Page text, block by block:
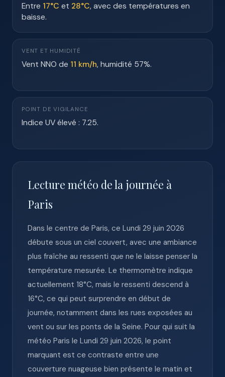
Entre 17°C et 28°C, avec des températures en
baisse.
VENT ET HUMIDITÉ
Vent NNO de 11 km/h, humidité 57%.
POINT DE VIGILANCE
Indice UV élevé : 7.25.
Lecture météo de la journée à
Paris
Dans le centre de Paris, ce Lundi 29 juin 2026
débute sous un ciel couvert, avec une ambiance
plus fraîche au ressenti que ne le laisse penser la
température mesurée. Le thermomètre indique
actuellement 18°C, mais le ressenti descend à
16°C, ce qui peut surprendre en début de
journée, notamment dans les rues exposées au
vent ou sur les ponts de la Seine. Pour qui suit la
météo Paris le Lundi 29 juin 2026, le point
marquant est ce contraste entre une
couverture nuageuse bien présente le matin et